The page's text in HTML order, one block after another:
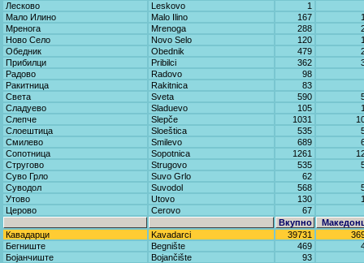
Лесково
Leskovo
1
Мало Илино
Malo Ilino 167
Мренога
Mrenoga 288
Ново Село
Novo Selo 120
Обедник
Obednik 479
Прибилци
Pribilci 362
Радово
Radovo
98
Ракитница
Rakitnica
83
Света
Sveta 590
Сладуево
Sladuevo 105
Слепче
Slepče 1031
Слоештица
Sloeštica 535
Смилево
Smilevo 689
Сопотница
Sopotnica 1261
Стругово
Strugovo 535
Суво Грло
Suvo Grlo
62
Суводол
Suvodol 568
Утово
Utovo 130
Церово
Cerovo
67
Вкупно
Кавадарци
Kavadarci 39731
Бегниште
Begnište 469
Бојанчиште
Bojančište
93